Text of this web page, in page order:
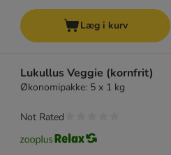
Læg i kurv
Lukullus Veggie (kornfrit)
Økonomipakke: 5 x 1 kg
Not Rated